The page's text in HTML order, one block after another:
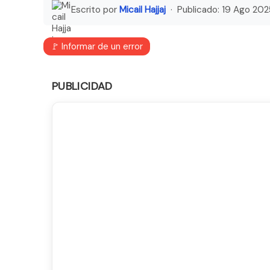
Escrito por Micail Hajjaj · Publicado: 19 Ago
🚩 Informar de un error
PUBLICIDAD